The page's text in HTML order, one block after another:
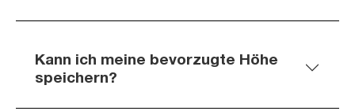
Kann ich meine bevorzugte Höhe
speichern?